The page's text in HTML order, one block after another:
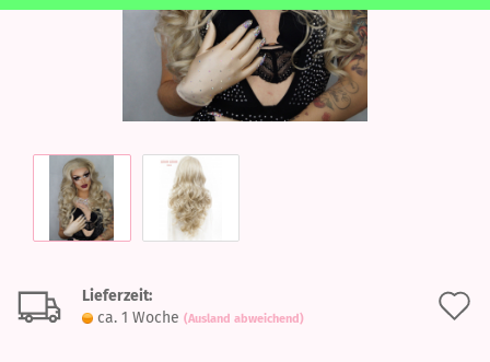
Lieferzeit:
ca. 1 Woche (Ausland abweichend)